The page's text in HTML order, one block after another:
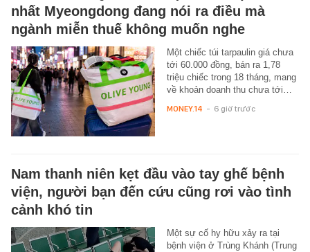
nhất Myeongdong đang nói ra điều mà
ngành miễn thuế không muốn nghe
Một chiếc túi tarpaulin giá chưa
tới 60.000 đồng, bán ra 1,78
triệu chiếc trong 18 tháng, mang
về khoản doanh thu chưa tới…
MONEY.14 - 6 giờ trước
Nam thanh niên kẹt đầu vào tay ghế bệnh
viện, người bạn đến cứu cũng rơi vào tình
cảnh khó tin
Một sự cố hy hữu xảy ra tại
bệnh viện ở Trùng Khánh (Trung